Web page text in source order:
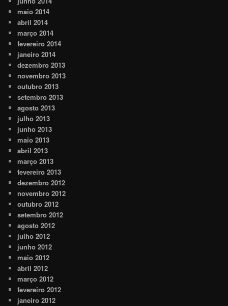
maio 2014
abril 2014
março 2014
fevereiro 2014
janeiro 2014
dezembro 2013
novembro 2013
outubro 2013
setembro 2013
agosto 2013
julho 2013
junho 2013
maio 2013
abril 2013
março 2013
fevereiro 2013
dezembro 2012
novembro 2012
outubro 2012
setembro 2012
agosto 2012
julho 2012
junho 2012
maio 2012
abril 2012
março 2012
fevereiro 2012
janeiro 2012